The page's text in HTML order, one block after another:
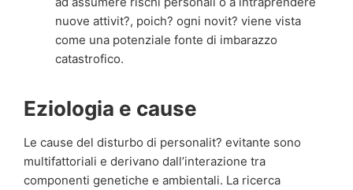
nuove attivit?, poich? ogni novit? viene vista
come una potenziale fonte di imbarazzo
catastrofico.
Eziologia e cause
Le cause del disturbo di personalit? evitante sono
multifattoriali e derivano dall’interazione tra
componenti genetiche e ambientali. La ricerca